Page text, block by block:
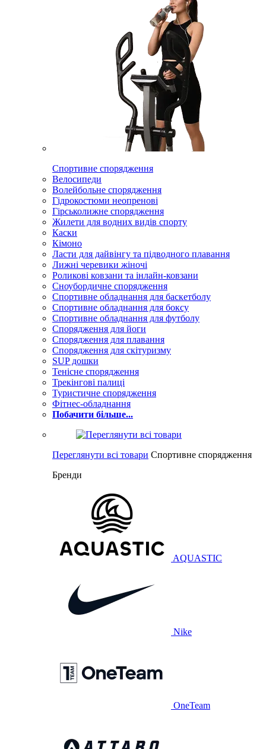
Спортивне спорядження
Велосипеди
Волейбольне спорядження
Гідрокостюми неопренові
Гірськолижне спорядження
Жилети для водних видів спорту
Каски
Кімоно
Ласти для дайвінгу та підводного плавання
Лижні черевики жіночі
Роликові ковзани та інлайн-ковзани
Сноубордичне спорядження
Спортивне обладнання для баскетболу
Спортивне обладнання для боксу
Спортивне обладнання для футболу
Спорядження для йоги
Спорядження для плавання
Спорядження для скітуризму
SUP дошки
Тенісне спорядження
Трекінгові палиці
Туристичне спорядження
Фітнес-обладнання
Побачити більше...
Переглянути всі товари Спортивне спорядження
Бренди
AQUASTIC
Nike
OneTeam